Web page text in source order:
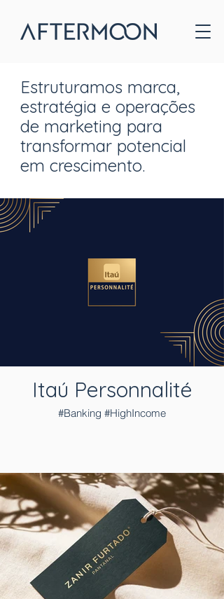
Estruturamos marca,
estratégia e operações
de marketing para
transformar potencial
em crescimento.
Itaú Personnalité
#Banking #HighIncome